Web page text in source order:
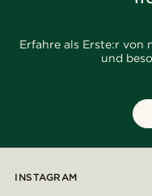
Erfahre als Erste:r von
und
INSTAGRAM